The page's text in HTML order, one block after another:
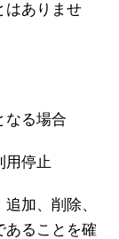
はありませ
なる場合
用停止
加、削除、
あることを確